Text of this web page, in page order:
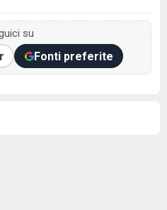
su
Fonti preferite